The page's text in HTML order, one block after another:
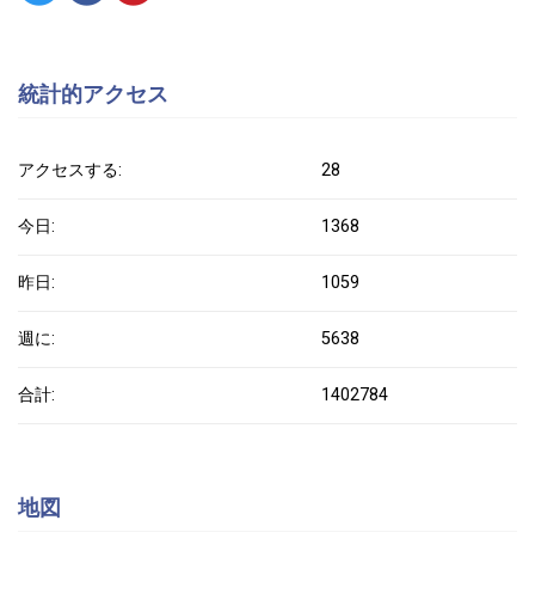
統計的アクセス
アクセスする: 28
今日: 1368
昨日: 1059
週に: 5638
合計: 1402784
地図